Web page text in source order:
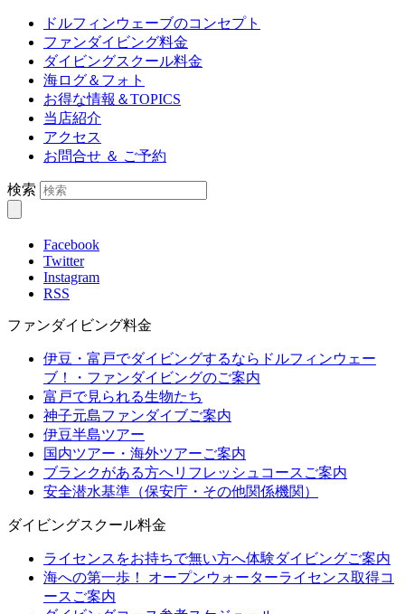
ドルフィンウェーブのコンセプト
ファンダイビング料金
ダイビングスクール料金
海ログ＆フォト
お得な情報＆TOPICS
当店紹介
アクセス
お問合せ ＆ ご予約
検索
Facebook
Twitter
Instagram
RSS
ファンダイビング料金
伊豆・富戸でダイビングするならドルフィンウェー
ブ！・ファンダイビングのご案内
富戸で見られる生物たち
神子元島ファンダイブご案内
伊豆半島ツアー
国内ツアー・海外ツアーご案内
ブランクがある方へリフレッシュコースご案内
安全潜水基準（保安庁・その他関係機関）
ダイビングスクール料金
ライセンスをお持ちで無い方へ体験ダイビングご案内
海への第一歩！ オープンウォーターライセンス取得コ
ースご案内